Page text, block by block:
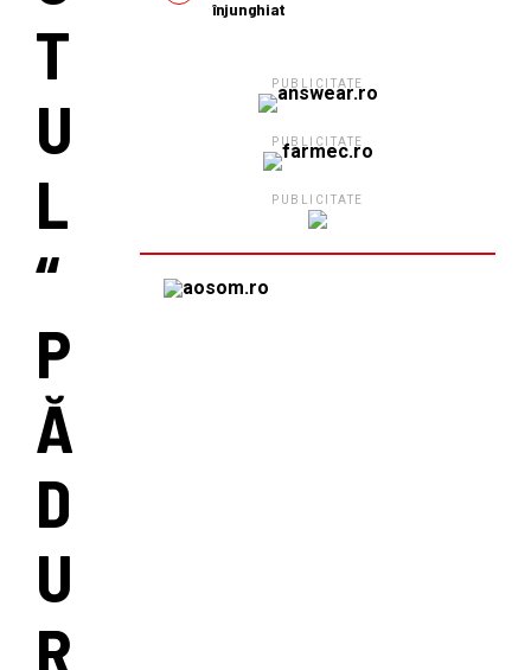
T
U
L
“
P
Ă
D
U
R
înjunghiat
PUBLICITATE
PUBLICITATE
PUBLICITATE